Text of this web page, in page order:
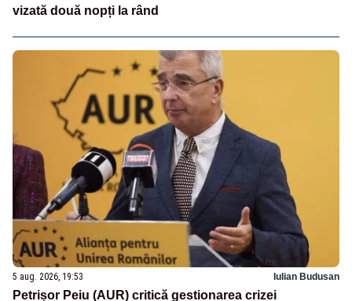
vizată două nopți la rând
5 aug. 2026, 19:53 Iulian Budusan
Petrișor Peiu (AUR) critică gestionarea crizei